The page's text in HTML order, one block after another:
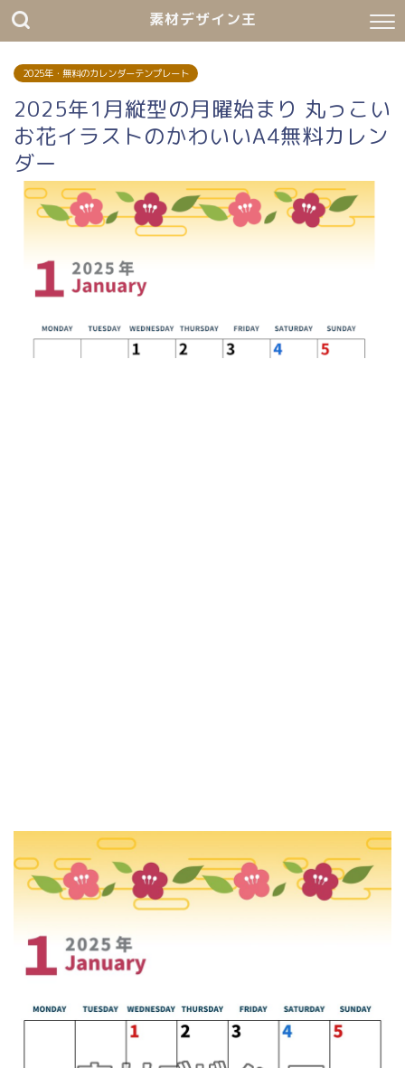
素材デザイン王
2025年・無料のカレンダーテンプレート
2025年1月縦型の月曜始まり 丸っこい
お花イラストのかわいいA4無料カレン
ダー